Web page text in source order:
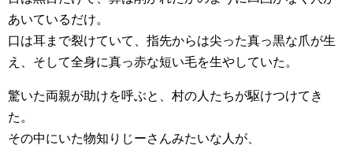
あいているだけ。
口は耳まで裂けていて、指先からは尖った真っ黒な爪が生
え、そして全身に真っ赤な短い毛を生やしていた。
驚いた両親が助けを呼ぶと、村の人たちが駆けつけてき
た。
その中にいた物知りじーさんみたいな人が、